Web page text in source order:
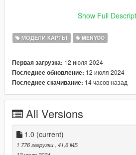
C 3DMilitaryAssets
Banderas Relacionadas a las Fuerzas
-Bandera "FuckCartels"
-Bandera "FES"
-Bandera de Mexico
-Bandera "SF"
Show Full
МОДЕЛИ КАРТЫ MENYOO
Первая загрузка: 12 июля 2024
Последнее обновление: 12 июля 2024
Последнее скачивание: 14 часов назад
All Versions
1.0 (current)
1 776 загрузки , 41,6 МБ